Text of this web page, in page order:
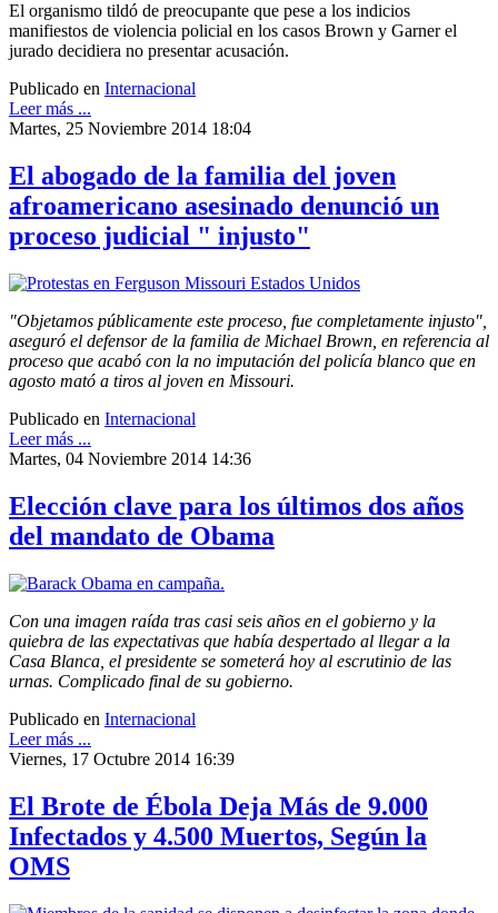
El organismo tildó de preocupante que pese a los indicios
manifiestos de violencia policial en los casos Brown y Garner el
jurado decidiera no presentar acusación.
Publicado en Internacional
Leer más ...
Martes, 25 Noviembre 2014 18:04
El abogado de la familia del joven
afroamericano asesinado denunció un
proceso judicial " injusto"
"Objetamos públicamente este proceso, fue completamente injusto",
aseguró el defensor de la familia de Michael Brown, en referencia al
proceso que acabó con la no imputación del policía blanco que en
agosto mató a tiros al joven en Missouri.
Publicado en Internacional
Leer más ...
Martes, 04 Noviembre 2014 14:36
Elección clave para los últimos dos años
del mandato de Obama
Con una imagen raída tras casi seis años en el gobierno y la
quiebra de las expectativas que había despertado al llegar a la
Casa Blanca, el presidente se someterá hoy al escrutinio de las
urnas. Complicado final de su gobierno.
Publicado en Internacional
Leer más ...
Viernes, 17 Octubre 2014 16:39
El Brote de Ébola Deja Más de 9.000
Infectados y 4.500 Muertos, Según la
OMS